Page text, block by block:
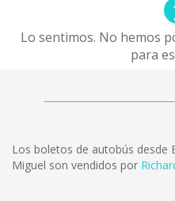
Lo sentimos. No hemos
para
Los boletos de autobús desde
Miguel son vendidos por